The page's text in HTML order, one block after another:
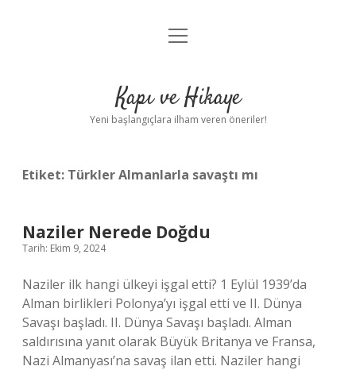
Anasayfa
Yasal Uyarı
menüyü
Kapı ve Hikaye
Yeni başlangıçlara ilham veren öneriler!
Etiket: Türkler Almanlarla savaştı mı
Naziler Nerede Doğdu
Tarih: Ekim 9, 2024
Naziler ilk hangi ülkeyi işgal etti? 1 Eylül 1939’da
Alman birlikleri Polonya’yı işgal etti ve II. Dünya
Savaşı başladı. II. Dünya Savaşı başladı. Alman
saldırısına yanıt olarak Büyük Britanya ve Fransa,
Nazi Almanyası’na savaş ilan etti. Naziler hangi